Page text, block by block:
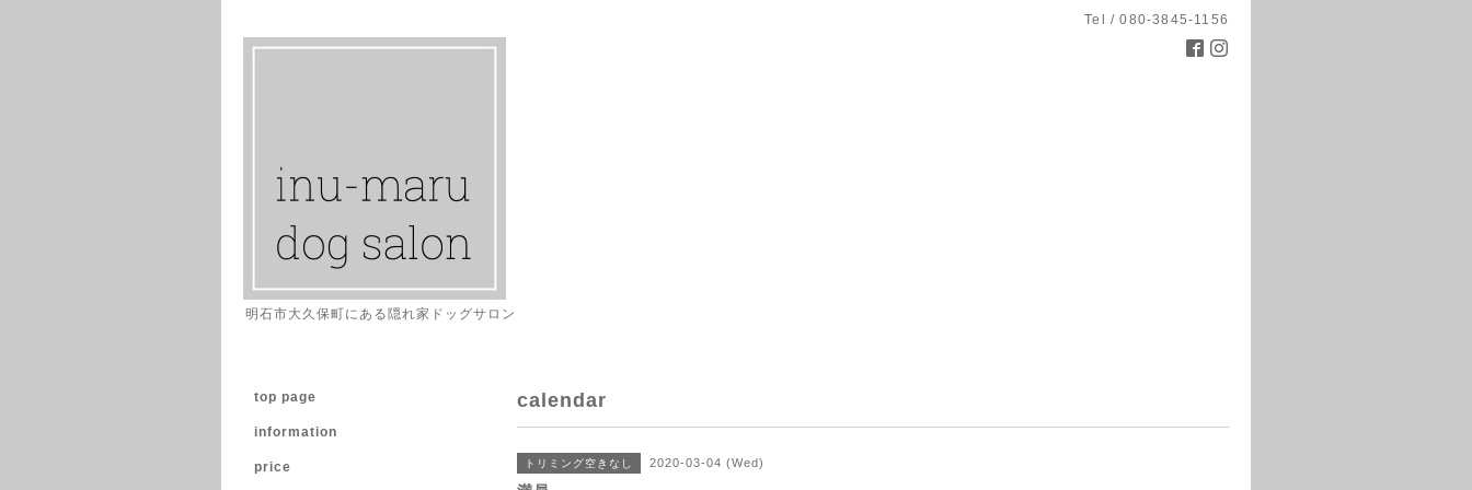
Tel / 080-3845-1156
明石市大久保町にある隠れ家ドッグサロン
calendar
トリミング空きなし 2020-03-04 (Wed)
top page
information
price